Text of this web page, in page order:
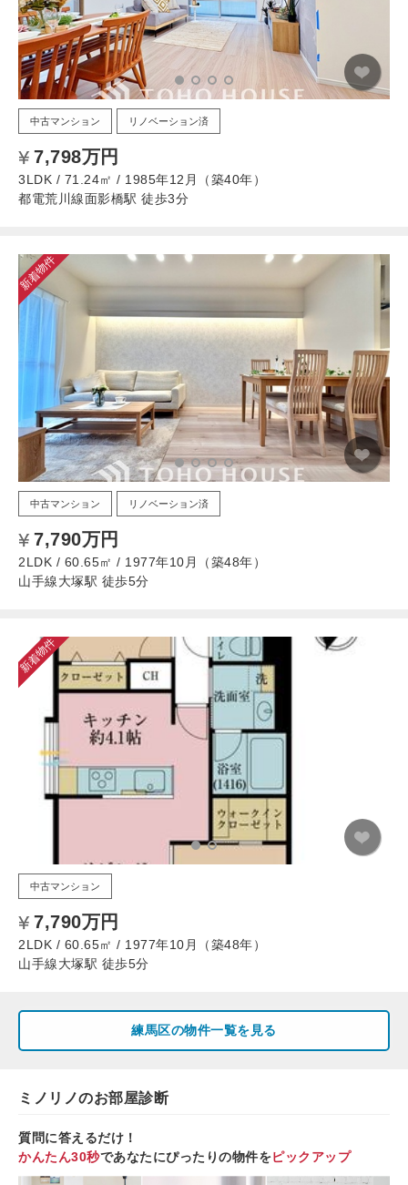
中古マンション リノベーション済
7,798万円
3LDK / 71.24㎡ / 1985年12月（築40年）
都電荒川線面影橋駅 徒歩3分
新着物件
中古マンション リノベーション済
7,790万円
2LDK / 60.65㎡ / 1977年10月（築48年）
山手線大塚駅 徒歩5分
新着物件
中古マンション
7,790万円
2LDK / 60.65㎡ / 1977年10月（築48年）
山手線大塚駅 徒歩5分
練馬区の物件一覧を見る
ミノリノのお部屋診断
質問に答えるだけ！
かんたん30秒であなたにぴったりの物件をピックアップ